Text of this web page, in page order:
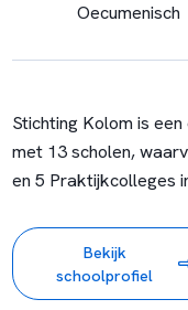
Oecumenisch
Stichting Kolom is
met 13 scholen,
en 5 Praktijkcolleges
Bekijk
schoolprofiel